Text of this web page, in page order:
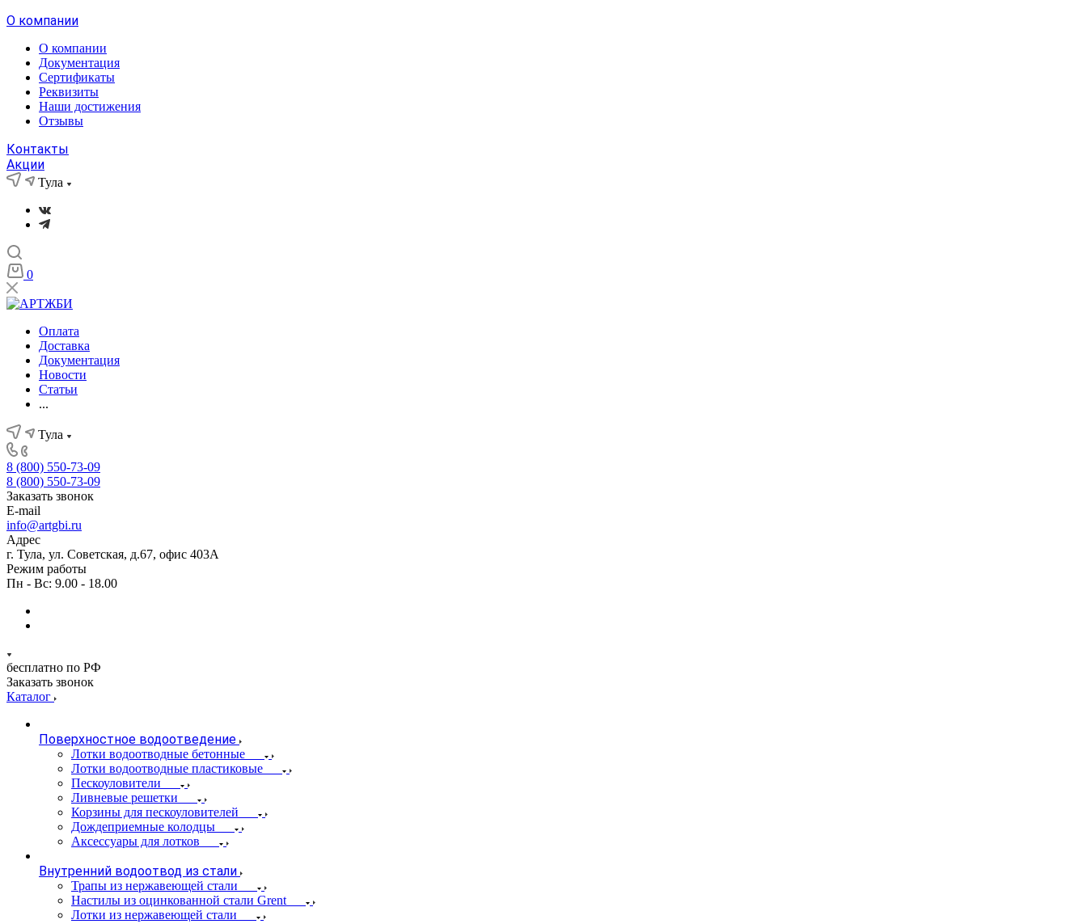
О компании
О компании
Документация
Сертификаты
Реквизиты
Наши достижения
Отзывы
Контакты
Акции
Тула
0
Оплата
Доставка
Документация
Новости
Статьи
...
Тула
8 (800) 550-73-09
8 (800) 550-73-09
Заказать звонок
E-mail
info@artgbi.ru
Адрес
г. Тула, ул. Советская, д.67, офис 403А
Режим работы
Пн - Вс: 9.00 - 18.00
бесплатно по РФ
Заказать звонок
Каталог
Поверхностное водоотведение
Лотки водоотводные бетонные
Лотки водоотводные пластиковые
Пескоуловители
Ливневые решетки
Корзины для пескоуловителей
Дождеприемные колодцы
Аксессуары для лотков
Внутренний водоотвод из стали
Трапы из нержавеющей стали
Настилы из оцинкованной стали Grent
Лотки из нержавеющей стали